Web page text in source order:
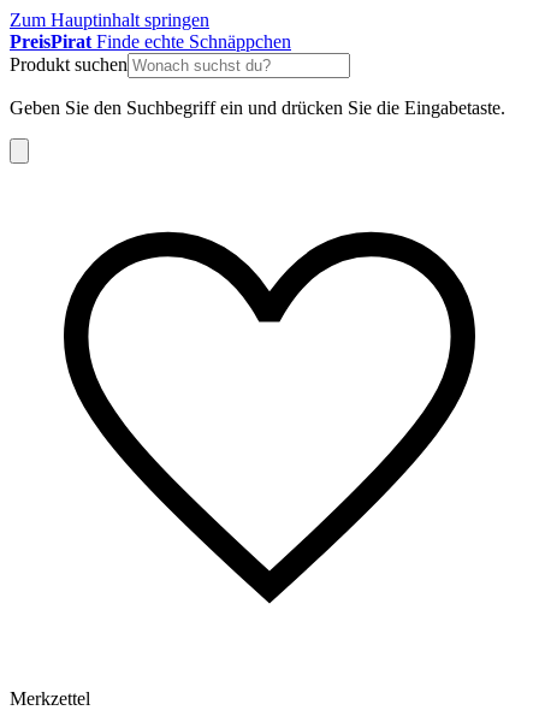
Zum Hauptinhalt springen
PreisPirat Finde echte Schnäppchen
Produkt suchen
Geben Sie den Suchbegriff ein und drücken Sie die Eingabetaste.
Merkzettel